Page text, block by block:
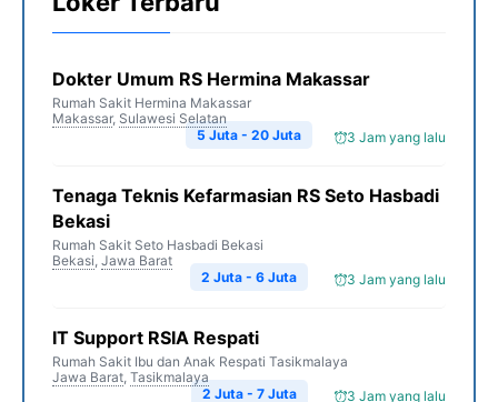
Dokter Umum RS Hermina Makassar
Rumah Sakit Hermina Makassar
Makassar, Sulawesi Selatan
3 Jam yang lalu
5 Juta - 20 Juta
Tenaga Teknis Kefarmasian RS Seto Hasbadi
Bekasi
Rumah Sakit Seto Hasbadi Bekasi
Bekasi, Jawa Barat
3 Jam yang lalu
2 Juta - 6 Juta
IT Support RSIA Respati
Rumah Sakit Ibu dan Anak Respati Tasikmalaya
Jawa Barat, Tasikmalaya
3 Jam yang lalu
2 Juta - 7 Juta